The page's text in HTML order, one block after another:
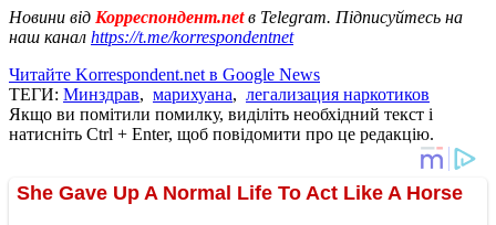
Новини від Корреспондент.netв Telegram. Підписуйтесь на
наш канал https://t.me/korrespondentnet
Читайте Korrespondent.net в Google News
ТЕГИ: Минздрав, марихуана, легализация наркотиков
Якщо ви помітили помилку, виділіть необхідний текст і
натисніть Ctrl + Enter, щоб повідомити про це редакцію.